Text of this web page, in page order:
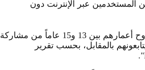
عبر الإنترنت دون
بموجب التحديث الجديد، سيتمكن المستخدمون الذين تتراوح أعمارهم بين 13 و15 عاماً من مشاركة
بالمقابل، بحسب تقرير